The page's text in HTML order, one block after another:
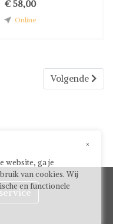
€ 58,00
Online
Volgende
×
website, ga je
van cookies. Wij
en functionele